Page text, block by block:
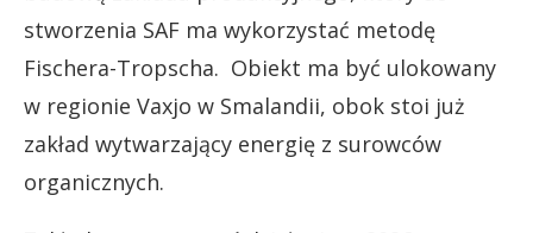
stworzenia SAF ma wykorzystać metodę
Fischera-Tropscha. Obiekt ma być ulokowany
w regionie Vaxjo w Smalandii, obok stoi już
zakład wytwarzający energię z surowców
organicznych.